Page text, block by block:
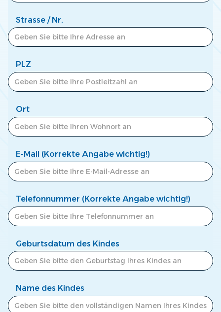
Strasse / Nr.
PLZ
Ort
E-Mail (Korrekte Angabe wichtig!)
Telefonnummer (Korrekte Angabe wichtig!)
Geburtsdatum des Kindes
Name des Kindes